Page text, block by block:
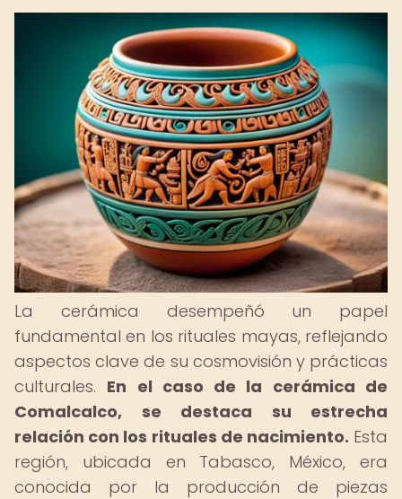
La cerámica desempeñó un papel
fundamental en los rituales mayas, reflejando
aspectos clave de su cosmovisión y prácticas
culturales. En el caso de la cerámica de
Comalcalco, se destaca su estrecha
relación con los rituales de nacimiento. Esta
región, ubicada en Tabasco, México, era
conocida por la producción de piezas